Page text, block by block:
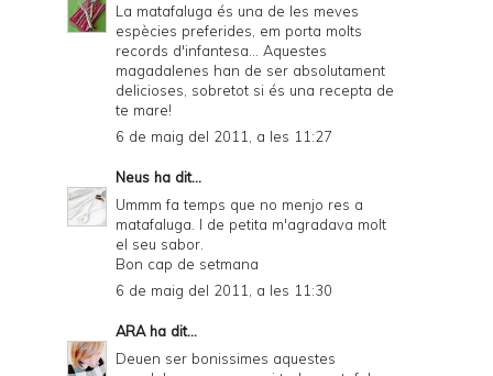
La matafaluga és una de les meves
espècies preferides, em porta molts
records d'infantesa... Aquestes
magadalenes han de ser absolutament
delicioses, sobretot si és una recepta de
te mare!
6 de maig del 2011, a les 11:27
Neus ha dit...
Ummm fa temps que no menjo res a
matafaluga. I de petita m'agradava molt
el seu sabor.
Bon cap de setmana
6 de maig del 2011, a les 11:30
ARAha dit...
Deuen ser bonissimes aquestes